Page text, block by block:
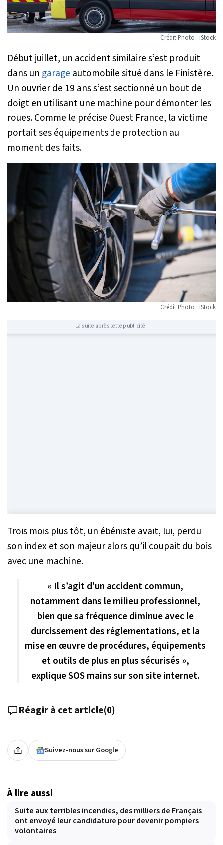
Crédit Photo : iStock
Début juillet, un accident similaire s’est produit
dans un garage automobile situé dans le Finistère.
Un ouvrier de 19 ans s’est sectionné un bout de
doigt en utilisant une machine pour démonter les
roues. Comme le précise Ouest France, la victime
portait ses équipements de protection au
moment des faits.
Crédit Photo : iStock
La suite après cette publicité
Trois mois plus tôt, un ébéniste avait, lui, perdu
son index et son majeur alors qu’il coupait du bois
avec une machine.
« Il s’agit d’un accident commun,
notamment dans le milieu professionnel,
bien que sa fréquence diminue avec le
durcissement des réglementations, et la
mise en œuvre de procédures, équipements
et outils de plus en plus sécurisés »,
explique SOS mains sur son site internet.
Réagir à cet article(0)
Suivez-nous sur Google
À lire aussi
Suite aux terribles incendies, des milliers de Français
ont envoyé leur candidature pour devenir pompiers
volontaires